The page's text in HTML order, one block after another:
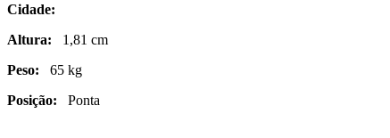
Cidade:
Altura: 1,81 cm
Peso: 65 kg
Posição: Ponta